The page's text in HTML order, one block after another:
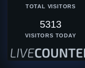
TOTAL VISITORS
5313
VISITORS TODAY